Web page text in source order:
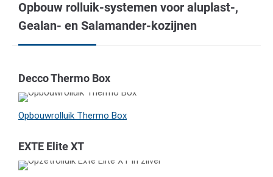
Opbouw rolluik-systemen voor aluplast-,
Gealan- en Salamander-kozijnen
Decco Thermo Box
Opbouwrolluik Thermo Box
EXTE Elite XT